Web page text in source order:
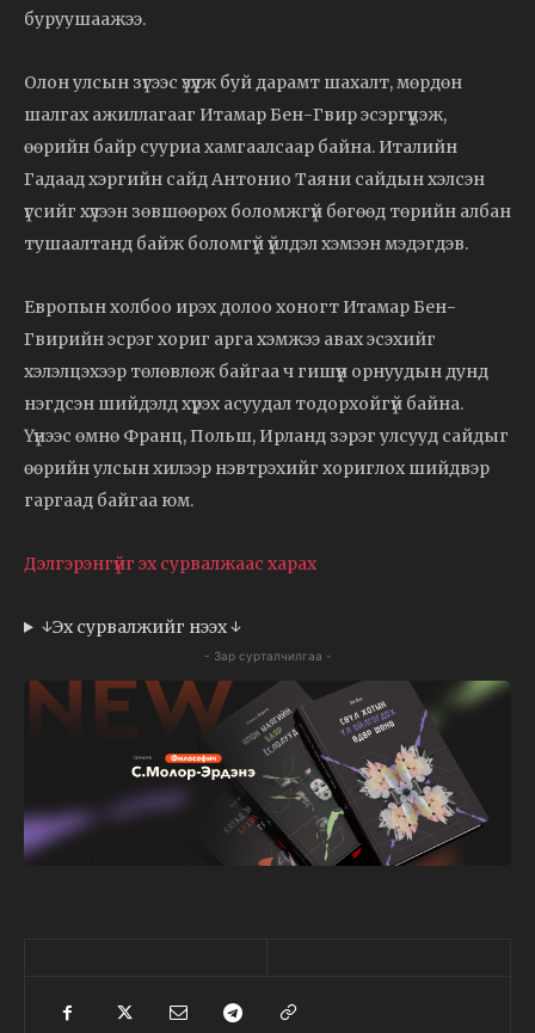
буруушаажээ.
Олон улсын зүгээс үзүүлж буй дарамт шахалт, мөрдөн
шалгах ажиллагааг Итамар Бен-Гвир эсэргүүцэж,
өөрийн байр сууриа хамгаалсаар байна. Италийн
Гадаад хэргийн сайд Антонио Таяни сайдын хэлсэн
үгсийг хүлээн зөвшөөрөх боломжгүй бөгөөд төрийн албан
тушаалтанд байж боломгүй үйлдэл хэмээн мэдэгдэв.
Европын холбоо ирэх долоо хоногт Итамар Бен-
Гвирийн эсрэг хориг арга хэмжээ авах эсэхийг
хэлэлцэхээр төлөвлөж байгаа ч гишүүн орнуудын дунд
нэгдсэн шийдэлд хүрэх асуудал тодорхойгүй байна.
Үүнээс өмнө Франц, Польш, Ирланд зэрэг улсууд сайдыг
өөрийн улсын хилээр нэвтрэхийг хориглох шийдвэр
гаргаад байгаа юм.
Дэлгэрэнгүйг эх сурвалжаас харах
↓Эх сурвалжийг нээх ↓
- Зар сурталчилгаа -